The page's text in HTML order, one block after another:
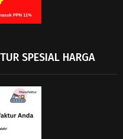
SPESIAL HARGA